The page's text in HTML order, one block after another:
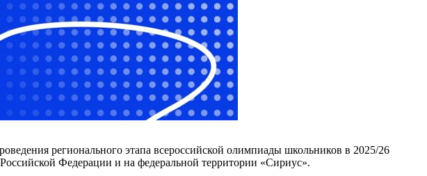
регионального этапа всероссийской олимпиады школьников в 2025/26
Федерации и на федеральной территории «Сириус».